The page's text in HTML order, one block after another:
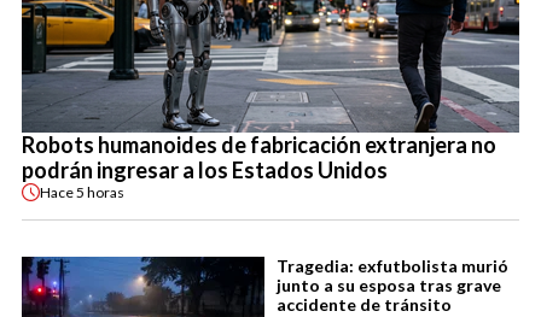
Robots humanoides de fabricación extranjera no
podrán ingresar a los Estados Unidos
Hace5 horas
Tragedia: exfutbolista murió
junto a su esposa tras grave
accidente de tránsito